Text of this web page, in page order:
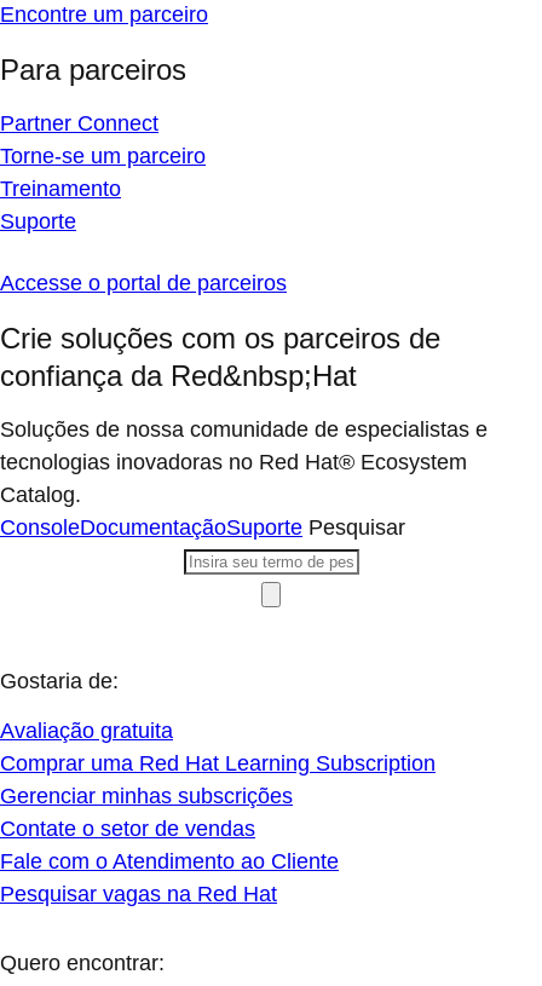
Encontre um parceiro
Para parceiros
Partner Connect
Torne-se um parceiro
Treinamento
Suporte
Accesse o portal de parceiros
Crie soluções com os parceiros de
confiança da Red&nbsp;Hat
Soluções de nossa comunidade de especialistas e
tecnologias inovadoras no Red Hat® Ecosystem
Catalog.
ConsoleDocumentaçãoSuporte Pesquisar
Gostaria de:
Avaliação gratuita
Comprar uma Red Hat Learning Subscription
Gerenciar minhas subscrições
Contate o setor de vendas
Fale com o Atendimento ao Cliente
Pesquisar vagas na Red Hat
Quero encontrar: